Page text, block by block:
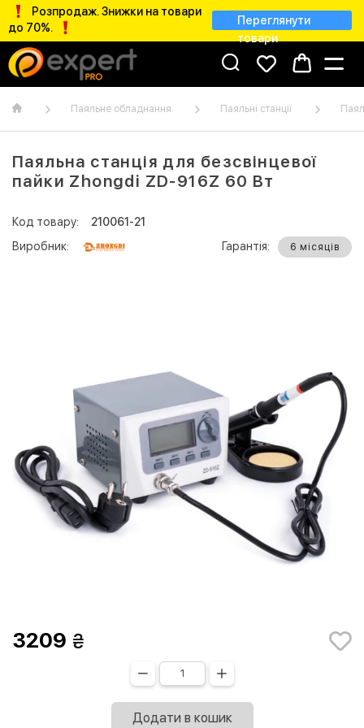
Розпродаж. Знижки на товари
до 70%.
Переглянути
товари
Паяльне обладнання Паяльні станції
Паяльна станція для безсвінцевої
пайки Zhongdi ZD-916Z 60 Вт
Код товару:
210061-21
Виробник:
Гарантія: 6 місяців
3209
Додати в кошик